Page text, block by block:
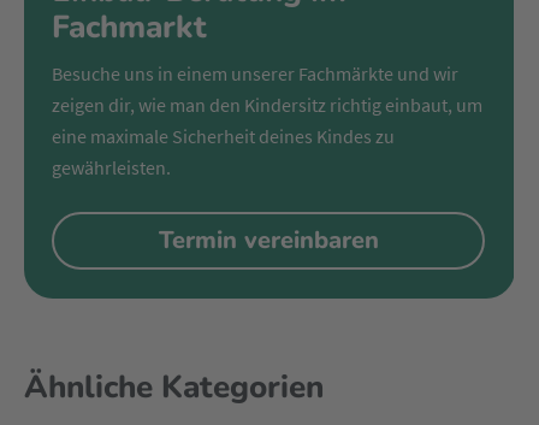
Fachmarkt
Besuche uns in einem unserer Fachmärkte und wir
zeigen dir, wie man den Kindersitz richtig einbaut, um
eine maximale Sicherheit deines Kindes zu
gewährleisten.
Termin vereinbaren
Ähnliche Kategorien